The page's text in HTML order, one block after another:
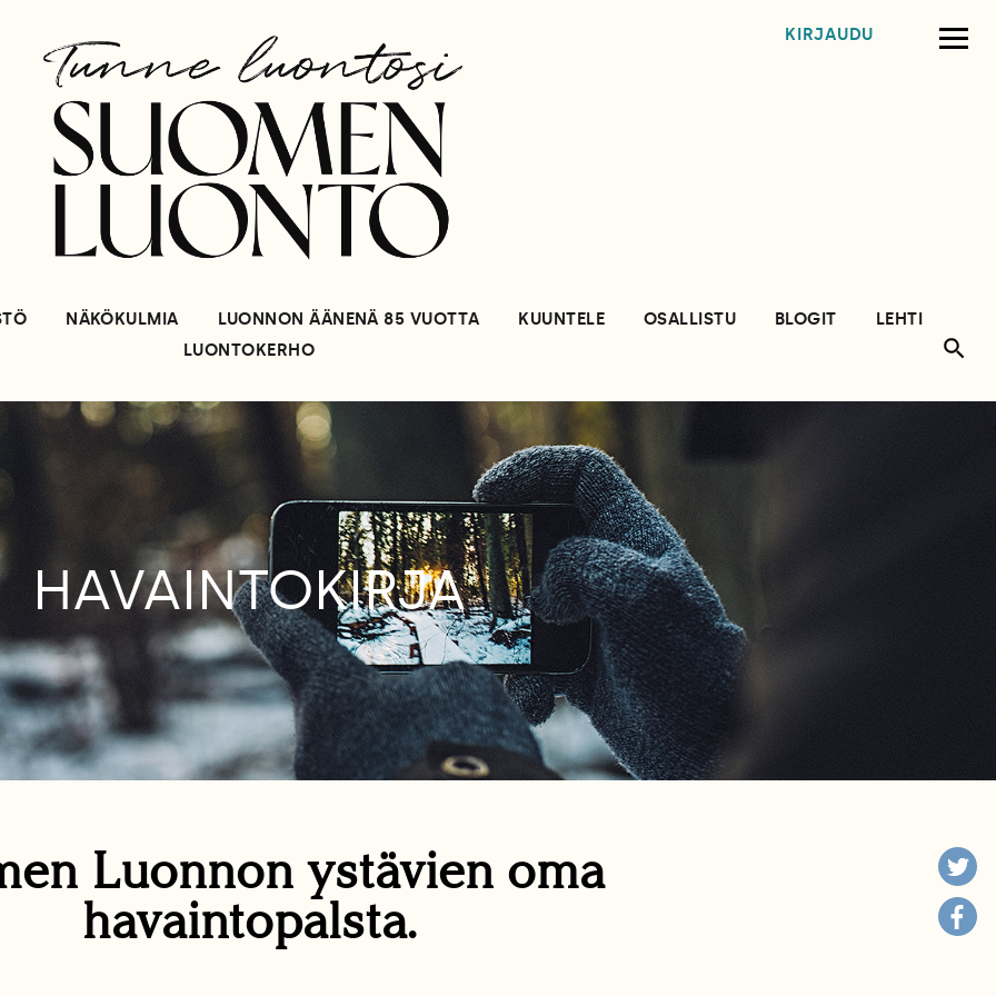
KIRJAUDU
NÄKÖKULMIA LUONNON ÄÄNENÄ 85 VUOTTA KUUNTELE OSALLISTU BLOGIT
LEHTI
LUONTOKERHO
HAVAINTOKIRJA
Luonnon ystävien oma
havaintopalsta.